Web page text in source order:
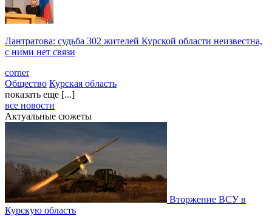
Лантратова: судьба 302 жителей Курской области неизвестна,
с ними нет связи
corner
Общество Курская область
показать еще [...]
все новости
Актуальные сюжеты
Вторжение ВСУ в
Курскую область